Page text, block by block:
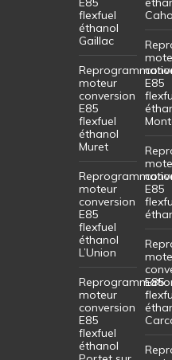
flexfuel
éthanol
Gaillac
moteur
conversion
E85
flexfuel
éthanol
Muret
moteur
conversion
E85
flexfuel
éthanol
L’Union
moteur
conversion
E85
flexfuel
éthanol
E85
E85
E85